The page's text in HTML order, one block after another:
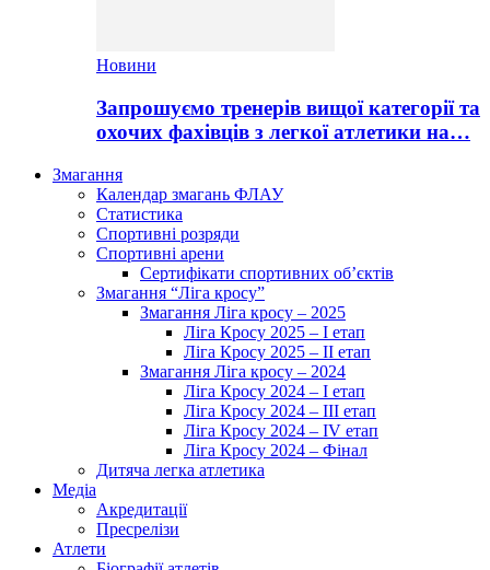
Новини
Запрошуємо тренерів вищої категорії та
охочих фахівців з легкої атлетики на…
Змагання
Календар змагань ФЛАУ
Статистика
Спортивні розряди
Спортивні арени
Сертифікати спортивних об’єктів
Змагання “Ліга кросу”
Змагання Ліга кросу – 2025
Ліга Кросу 2025 – I етап
Ліга Кросу 2025 – II етап
Змагання Ліга кросу – 2024
Ліга Кросу 2024 – I етап
Ліга Кросу 2024 – III етап
Ліга Кросу 2024 – IV етап
Ліга Кросу 2024 – Фінал
Дитяча легка атлетика
Медіа
Акредитації
Пресрелізи
Атлети